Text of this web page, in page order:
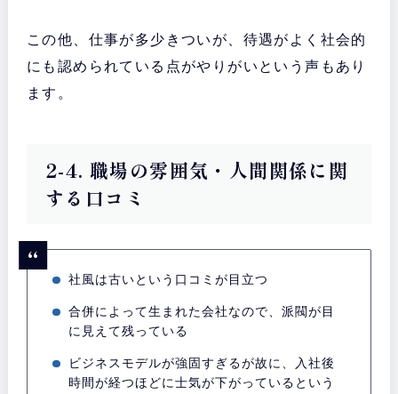
この他、仕事が多少きついが、待遇がよく社会的
にも認められている点がやりがいという声もあり
ます。
2-4. 職場の雰囲気・人間関係に関
する口コミ
社風は古いという口コミが目立つ
合併によって生まれた会社なので、派閥が目
に見えて残っている
ビジネスモデルが強固すぎるが故に、入社後
時間が経つほどに士気が下がっているという